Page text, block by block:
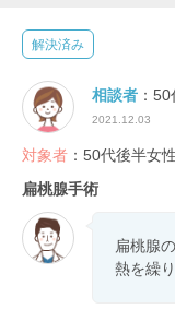
解決済み
相談者 ：
2021.12.03
対象者 ：50代後半女性
扁桃腺手術
扁桃腺
熱を繰